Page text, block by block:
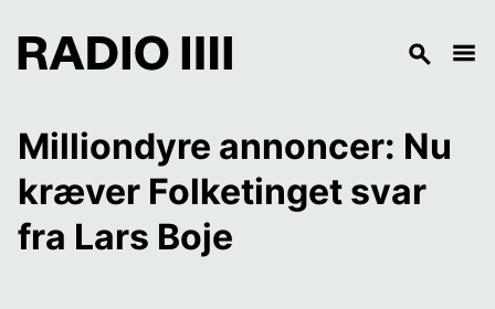
Milliondyre annoncer: Nu
kræver Folketinget svar